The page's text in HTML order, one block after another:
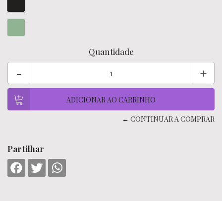
Quantidade
- +
← CONTINUAR A COMPRAR
Partilhar